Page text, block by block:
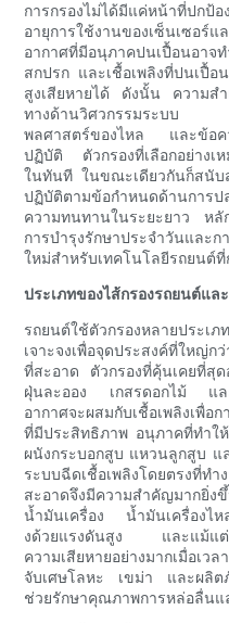
การกรองไม่ได้มีแค่หน้าที่ปก
อายุการใช้งานของเซ็นเซอ
อากาศที่มีอนุภาคปนเปื้อนอาจ
สกปรก และเชื้อเพลิงที่ปนเปื้
สูงเสียหายได้ ดังนั้น ความสำ
ทางด้านวิศวกรรมระบบ ซึ่
พลศาสตร์ของไหล และข้อคว
ปฏิบัติ ตัวกรองที่เลือกอย่างเ
ในทันที ในขณะเดียวกันก็สนับ
ปฏิบัติตามข้อกำหนดด้านการ
ความทนทานในระยะยาว หลั
การบำรุงรักษาประจำวันและ
ใหม่สำหรับเทคโนโลยีรถยนต์ที่
ประเภทของไส้กรองรถยนต์แ
รถยนต์ใช้ตัวกรองหลายประ
เจาะจงเพื่อจุดประสงค์ที่ใหญ่ก
ที่สะอาด ตัวกรองที่คุ้นเคยที่สุด
ฝุ่นละออง เกสรดอกไม้ และ
อากาศจะผสมกับเชื้อเพลิงเพื่อ
ที่มีประสิทธิภาพ อนุภาคที่ทำให้
ผนังกระบอกสูบ แหวนลูกสูบ แ
ระบบฉีดเชื้อเพลิงโดยตรงที่
สะอาดจึงมีความสำคัญมากยิ่
น้ำมันเครื่อง น้ำมันเครื่องไ
งด้วยแรงดันสูง และแม้แต่อ
ความเสียหายอย่างมากเมื่อเ
จับเศษโลหะ เขม่า และผลิต
ช่วยรักษาคุณภาพการหล่อลื่นแ